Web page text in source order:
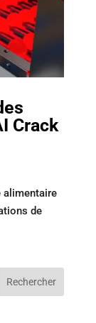
Crack
alimentaire
de
Rechercher